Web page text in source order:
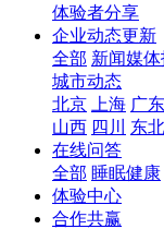
体验者分享
企业动态更新
全部 新闻媒体
城市动态
北京
上海 广东
山西 四川 东北
在线问答
全部 睡眠健康
体验中心
合作共赢